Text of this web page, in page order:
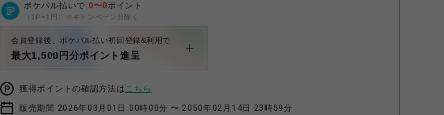
ポケパル払いで 0〜0ポイント
（1P=1円）※キャンペーン分除く
会員登録後、ポケパル払い初回登録&利用で
最大1,500円分ポイント進呈
獲得ポイントの確認方法はこちら
販売期間 2026年03月01日 00時00分 〜 2050年02月14日 23時59分